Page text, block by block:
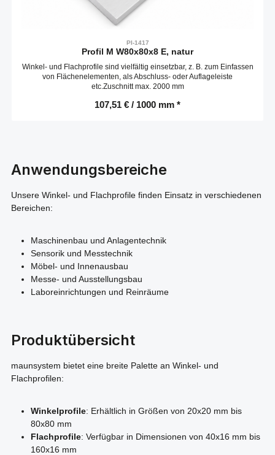
PI-1417
Profil M W80x80x8 E, natur
Winkel- und Flachprofile sind vielfältig einsetzbar, z. B. zum Einfassen
von Flächenelementen, als Abschluss- oder Auflageleiste
etc.Zuschnitt max. 2000 mm
107,51 € / 1000 mm *
Anwendungsbereiche
Unsere Winkel- und Flachprofile finden Einsatz in verschiedenen
Bereichen:
Maschinenbau und Anlagentechnik
Sensorik und Messtechnik
Möbel- und Innenausbau
Messe- und Ausstellungsbau
Laboreinrichtungen und Reinräume
Produktübersicht
maunsystem bietet eine breite Palette an Winkel- und
Flachprofilen:
Winkelprofile: Erhältlich in Größen von 20x20 mm bis
80x80 mm
Flachprofile: Verfügbar in Dimensionen von 40x16 mm bis
160x16 mm